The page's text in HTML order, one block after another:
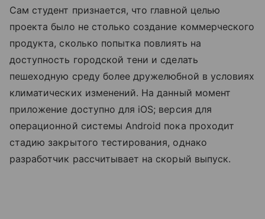
Сам студент признается, что главной целью
проекта было не столько создание коммерческого
продукта, сколько попытка повлиять на
доступность городской тени и сделать
пешеходную среду более дружелюбной в условиях
климатических изменений. На данный момент
приложение доступно для iOS; версия для
операционной системы Android пока проходит
стадию закрытого тестирования, однако
разработчик рассчитывает на скорый выпуск.